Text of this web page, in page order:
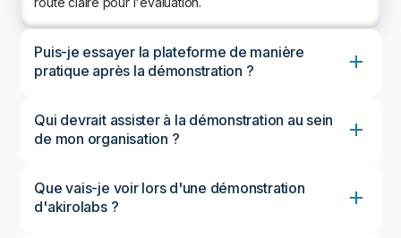
Puis-je essayer la plateforme de manière
pratique après la démonstration ?
Qui devrait assister à la démonstration au sein
de mon organisation ?
Que vais-je voir lors d'une démonstration
d'akirolabs ?